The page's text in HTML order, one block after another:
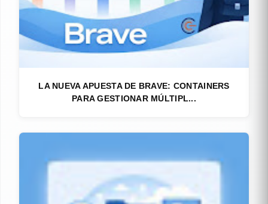
LA NUEVA APUESTA DE BRAVE: CONTAINERS
PARA GESTIONAR MÚLTIPL...